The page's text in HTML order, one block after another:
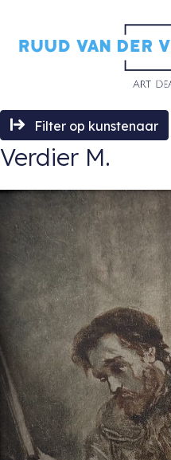
Filter op kunstenaar
Verdier M.